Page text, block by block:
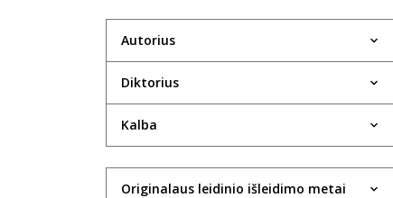
Autorius
Diktorius
Kalba
Originalaus leidinio išleidimo metai